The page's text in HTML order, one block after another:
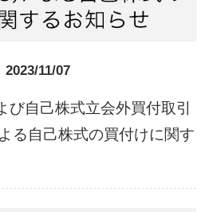
2023/11/07
び自己株式立会外買付取引
る自己株式の買付けに関す